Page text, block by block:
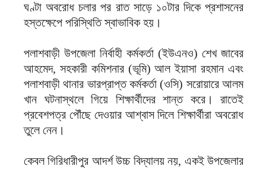
ঘণ্টা অবরোধ চলার পর রাত সাড়ে ১০টার দিকে প্রশাসনের
হস্তক্ষেপে পরিস্থিতি স্বাভাবিক হয়।
‎পলাশবাড়ী উপজেলা নির্বাহী কর্মকর্তা (ইউএনও) শেখ জাবের
আহমেদ, সহকারী কমিশনার (ভূমি) আল ইয়াসা রহমান এবং
পলাশবাড়ী থানার ভারপ্রাপ্ত কর্মকর্তা (ওসি) সরোয়ারে আলম
খান ঘটনাস্থলে গিয়ে শিক্ষার্থীদের শান্ত করে। রাতেই
প্রবেশপত্র পৌঁছে দেওয়ার আশ্বাস দিলে শিক্ষার্থীরা অবরোধ
তুলে নেন।
‎কেবল গিরিধারীপুর আদর্শ উচ্চ বিদ্যালয় নয়, একই উপজেলার